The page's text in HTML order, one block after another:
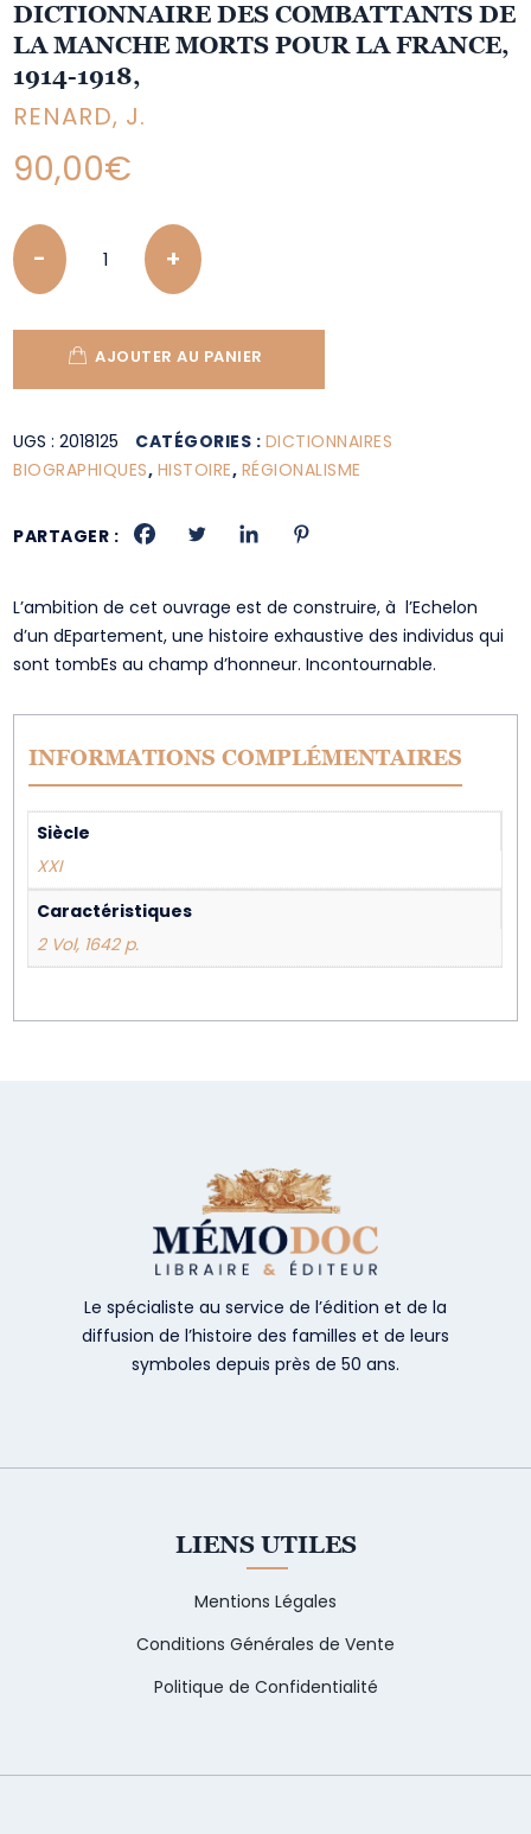
DICTIONNAIRE DES COMBATTANTS DE
LA MANCHE MORTS POUR LA FRANCE,
1914-1918,
RENARD, J.
90,00€
Quantity
AJOUTER AU PANIER
UGS :2018125 CATÉGORIES : DICTIONNAIRES
BIOGRAPHIQUES, HISTOIRE, RÉGIONALISME
PARTAGER :
L’ambition de cet ouvrage est de construire, à l’Echelon
d’un dEpartement, une histoire exhaustive des individus qui
sont tombEs au champ d’honneur. Incontournable.
INFORMATIONS COMPLÉMENTAIRES
Siècle
XXI
Caractéristiques
2 Vol, 1642 p.
Le spécialiste au service de l’édition et de la
diffusion de l’histoire des familles et de leurs
symboles depuis près de 50 ans.
LIENS UTILES
Mentions Légales
Conditions Générales de Vente
Politique de Confidentialité